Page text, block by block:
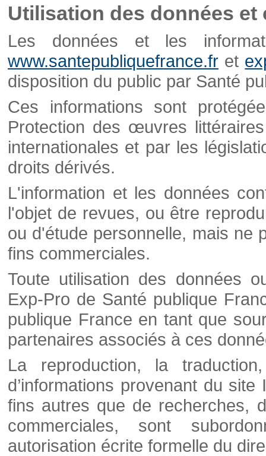
Utilisation des données et
Les données et les
www.santepubliquefrance.fr et
disposition du public par Santé
Ces informations sont
Protection des œuvres
internationales et par les
droits dérivés.
L'information et les données
l'objet de revues, ou être
ou d'étude personnelle, mais ne
fins commerciales.
Toute utilisation des données
Exp-Pro de Santé publique
publique France en tant que
partenaires associés à ces
La reproduction, la
d’informations provenant du
fins autres que de recherches,
commerciales, sont
autorisation écrite formelle du